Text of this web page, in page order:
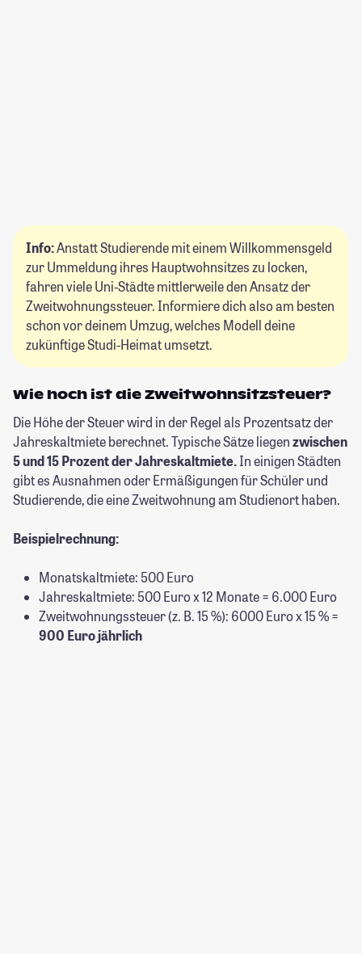
Info:Anstatt Studierende mit einem Willkommensgeld
zur Ummeldung ihres Hauptwohnsitzes zu locken,
fahren viele Uni-Städte mittlerweile den Ansatz der
Zweitwohnungssteuer. Informiere dich also am besten
schon vor deinem Umzug, welches Modell deine
zukünftige Studi-Heimat umsetzt.
Wie hoch ist die Zweitwohnsitzsteuer?
Die Höhe der Steuer wird in der Regel als Prozentsatz der
Jahreskaltmiete berechnet. Typische Sätze liegenzwischen
5 und 15 Prozent der Jahreskaltmiete.In einigen Städten
gibt es Ausnahmen oder Ermäßigungen für Schüler und
Studierende, die eine Zweitwohnung am Studienort haben.
Beispielrechnung:
Monatskaltmiete: 500 Euro
Jahreskaltmiete: 500 Euro x 12 Monate = 6.000 Euro
Zweitwohnungssteuer (z. B. 15 %): 6000 Euro x 15 % =
900 Euro jährlich